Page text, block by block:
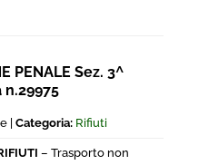
PENALE Sez. 3^
| Categoria: Rifiuti
– Trasporto non